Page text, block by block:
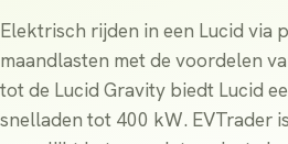
Elektrisch rijden in een Lucid via
maandlasten met de voordelen
tot de Lucid Gravity biedt Lucid
snelladen tot 400 kW. EVTrader